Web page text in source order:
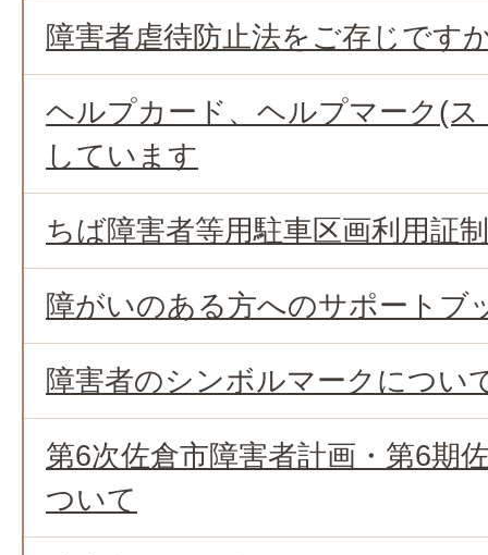
障害者虐待防止法をご存じです
ヘルプカード、ヘルプマーク(
しています
ちば障害者等用駐車区画利用証
障がいのある方へのサポートブ
障害者のシンボルマークについ
第6次佐倉市障害者計画・第6期
ついて